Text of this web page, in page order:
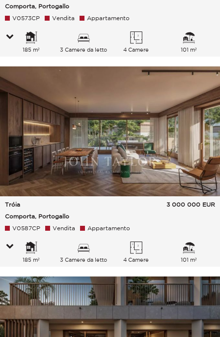
Comporta, Portogallo
V0573CP
Vendita Appartamento
185 m² 3 Camere da letto 4 Camere 101 m²
Tróia
Comporta, Portogallo
3 000 000 EUR
V0587CP Vendita Appartamento
185 m² 3 Camere da letto 4 Camere 101 m²